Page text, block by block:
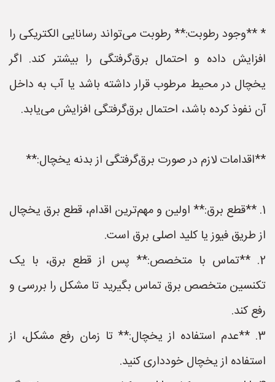
* **وجود رطوبت:** رطوبت می‌تواند رسانایی الکتریکی را
افزایش داده و احتمال برق‌گرفتگی را بیشتر کند. اگر
یخچال در محیط مرطوب قرار داشته باشد یا آب به داخل
آن نفوذ کرده باشد، احتمال برق‌گرفتگی افزایش می‌یابد.
**اقدامات لازم در صورت برق‌گرفتگی از بدنه یخچال:**
1. **قطع برق:** اولین و مهم‌ترین اقدام، قطع برق یخچال
از طریق فیوز یا کلید اصلی برق است.
2. **تماس با متخصص:** پس از قطع برق، با یک
تکنسین متخصص برق تماس بگیرید تا مشکل را بررسی و
رفع کند.
3. **عدم استفاده از یخچال:** تا زمان رفع مشکل، از
استفاده از یخچال خودداری کنید.